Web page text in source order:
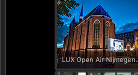
LUX Open Air Nijmegen.